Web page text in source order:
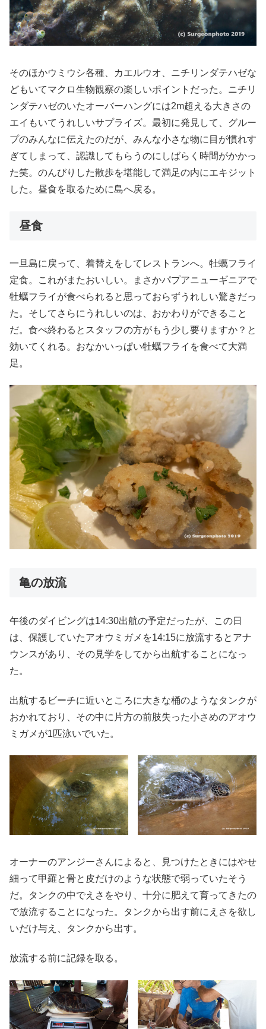
そのほかウミウシ各種、カエルウオ、ニチリンダテハゼな
どもいてマクロ生物観察の楽しいポイントだった。ニチリ
ンダテハゼのいたオーバーハングには2m超える大きさの
エイもいてうれしいサプライズ。最初に発見して、グルー
プのみんなに伝えたのだが、みんな小さな物に目が慣れす
ぎてしまって、認識してもらうのにしばらく時間がかかっ
た笑。のんびりした散歩を堪能して満足の内にエキジット
した。昼食を取るために島へ戻る。
昼食
一旦島に戻って、着替えをしてレストランへ。牡蠣フライ
定食。これがまたおいしい。まさかパプアニューギニアで
牡蠣フライが食べられると思っておらずうれしい驚きだっ
た。そしてさらにうれしいのは、おかわりができること
だ。食べ終わるとスタッフの方がもう少し要りますか？と
効いてくれる。おなかいっぱい牡蠣フライを食べて大満
足。
亀の放流
午後のダイビングは14:30出航の予定だったが、この日
は、保護していたアオウミガメを14:15に放流するとアナ
ウンスがあり、その見学をしてから出航することになっ
た。
出航するビーチに近いところに大きな桶のようなタンクが
おかれており、その中に片方の前肢失った小さめのアオウ
ミガメが1匹泳いでいた。
オーナーのアンジーさんによると、見つけたときにはやせ
細って甲羅と骨と皮だけのような状態で弱っていたそう
だ。タンクの中でえさをやり、十分に肥えて育ってきたの
で放流することになった。タンクから出す前にえさを欲し
いだけ与え、タンクから出す。
放流する前に記録を取る。